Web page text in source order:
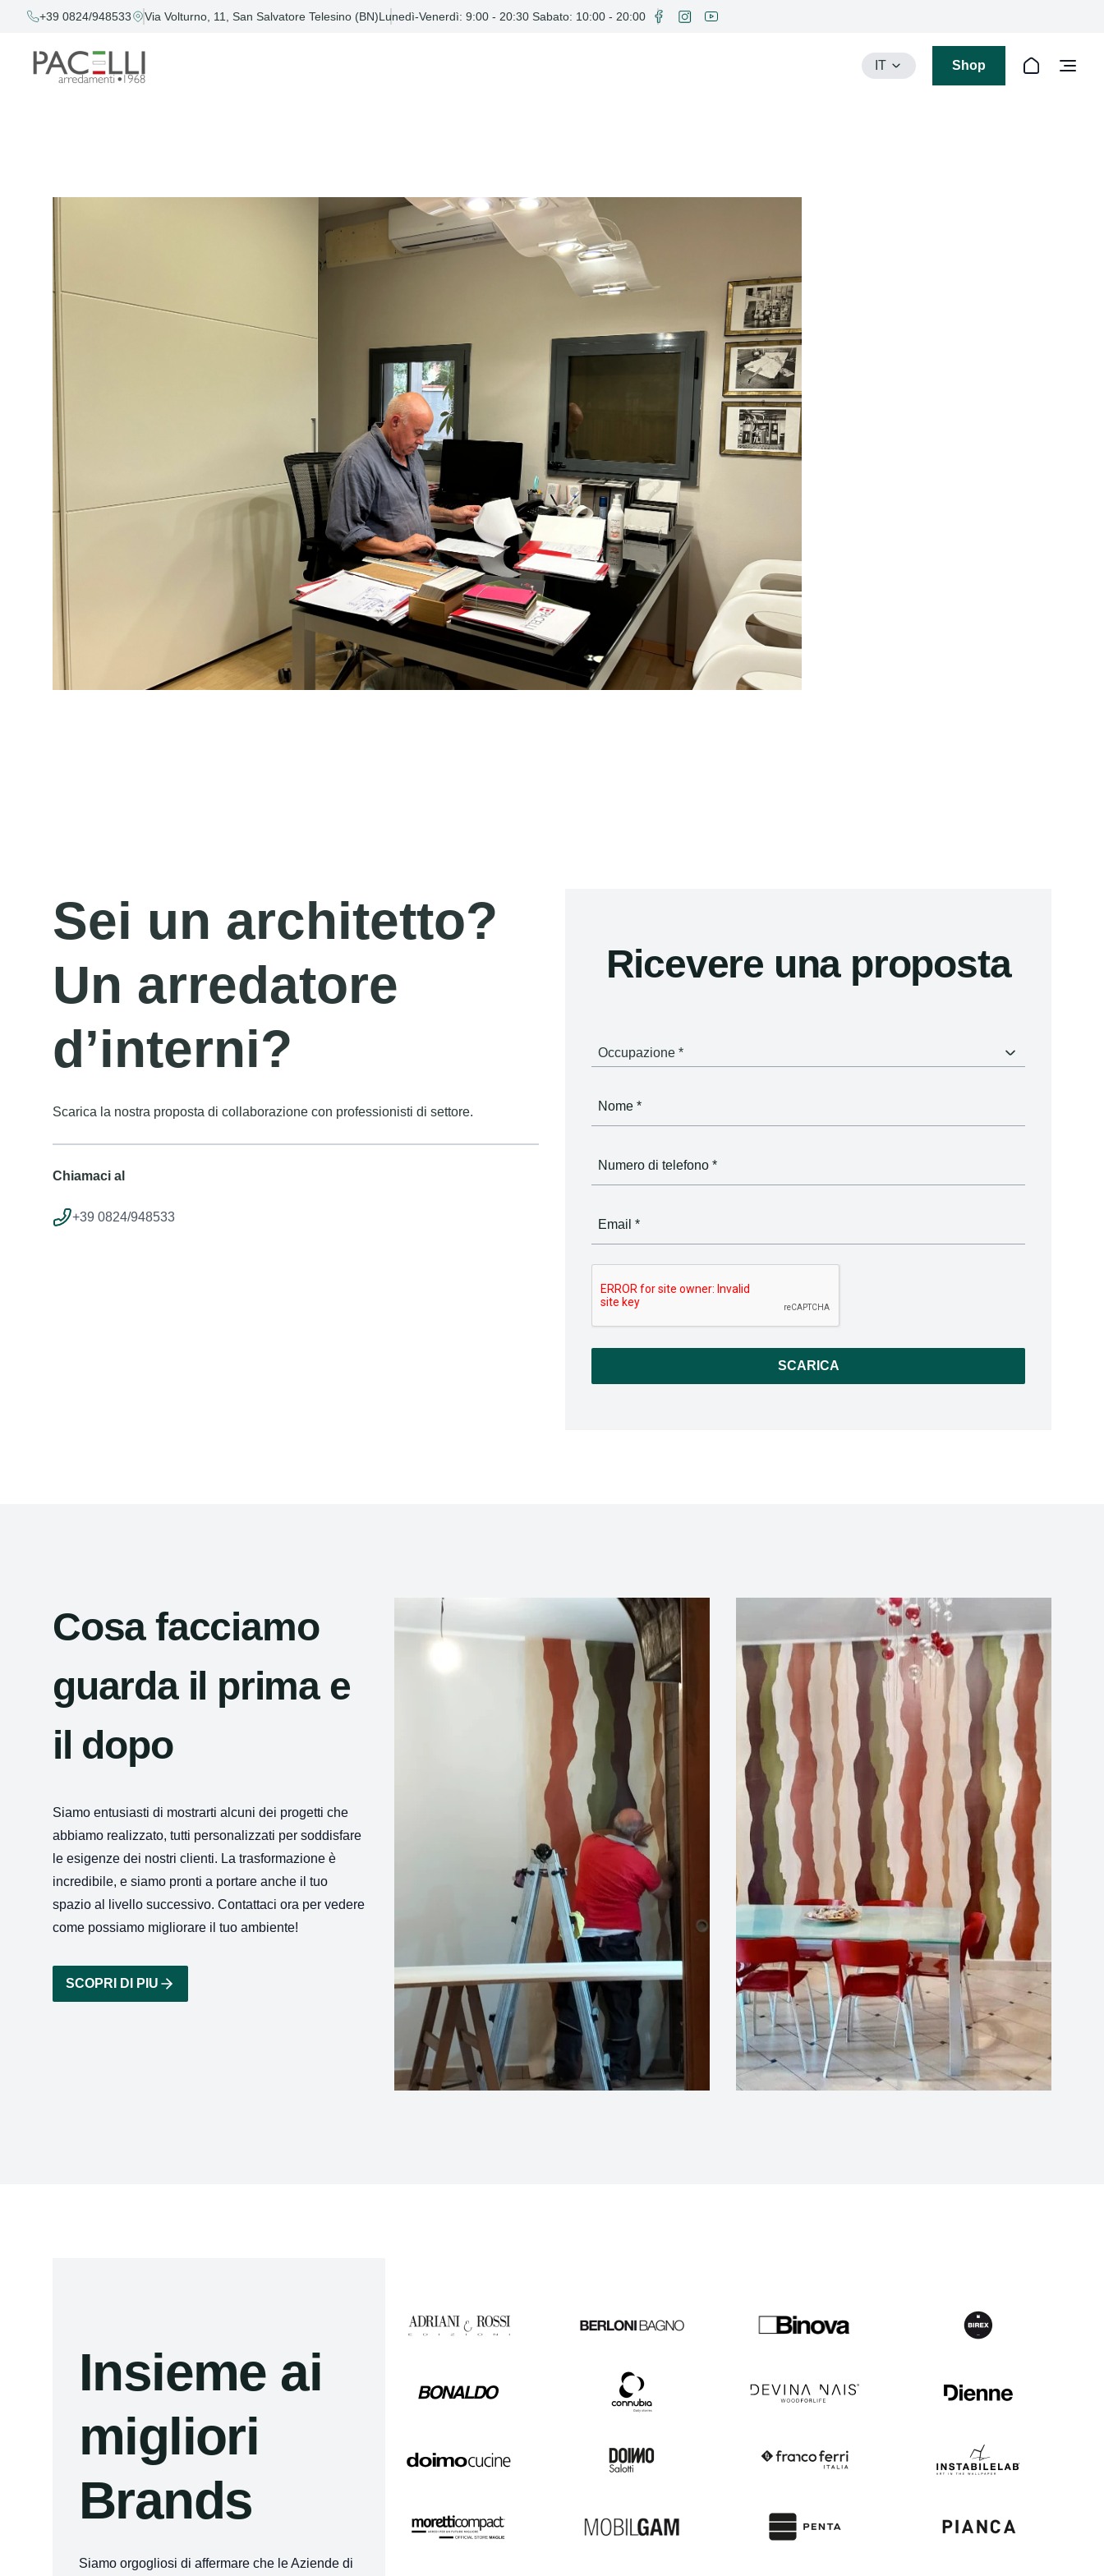
+39 0824/948533 Via Volturno, 11, San Salvatore Telesino (BN)Lunedì-Venerdì: 9:00 - 20:30 Sabato: 10:00 - 20:00
IT Shop
Sei un architetto?
Un arredatore
d’interni?
Scarica la nostra proposta di collaborazione con professionisti di settore.
Chiamaci al
+39 0824/948533
Ricevere una proposta
Occupazione *
SCARICA
Cosa facciamo
guarda il prima e
il dopo
Siamo entusiasti di mostrarti alcuni dei progetti che
abbiamo realizzato, tutti personalizzati per soddisfare
le esigenze dei nostri clienti. La trasformazione è
incredibile, e siamo pronti a portare anche il tuo
spazio al livello successivo. Contattaci ora per vedere
come possiamo migliorare il tuo ambiente!
SCOPRI DI PIU
Insieme ai
migliori
Brands
Siamo orgogliosi di affermare che le Aziende di